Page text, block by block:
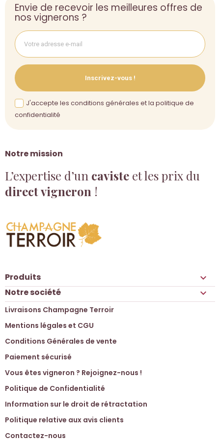
Notre mission
L’expertise d’un caviste et les prix du
direct vigneron !
Envie de recevoir les meilleures offres de
nos vignerons ?
Inscrivez-vous !
J'accepte les conditions générales et la politique de
confidentialité
Produits 
Notre société 
Livraisons Champagne Terroir
Mentions légales et CGU
Conditions Générales de vente
Paiement sécurisé
Vous êtes vigneron ? Rejoignez-nous !
Politique de Confidentialité
Information sur le droit de rétractation
Politique relative aux avis clients
Contactez-nous